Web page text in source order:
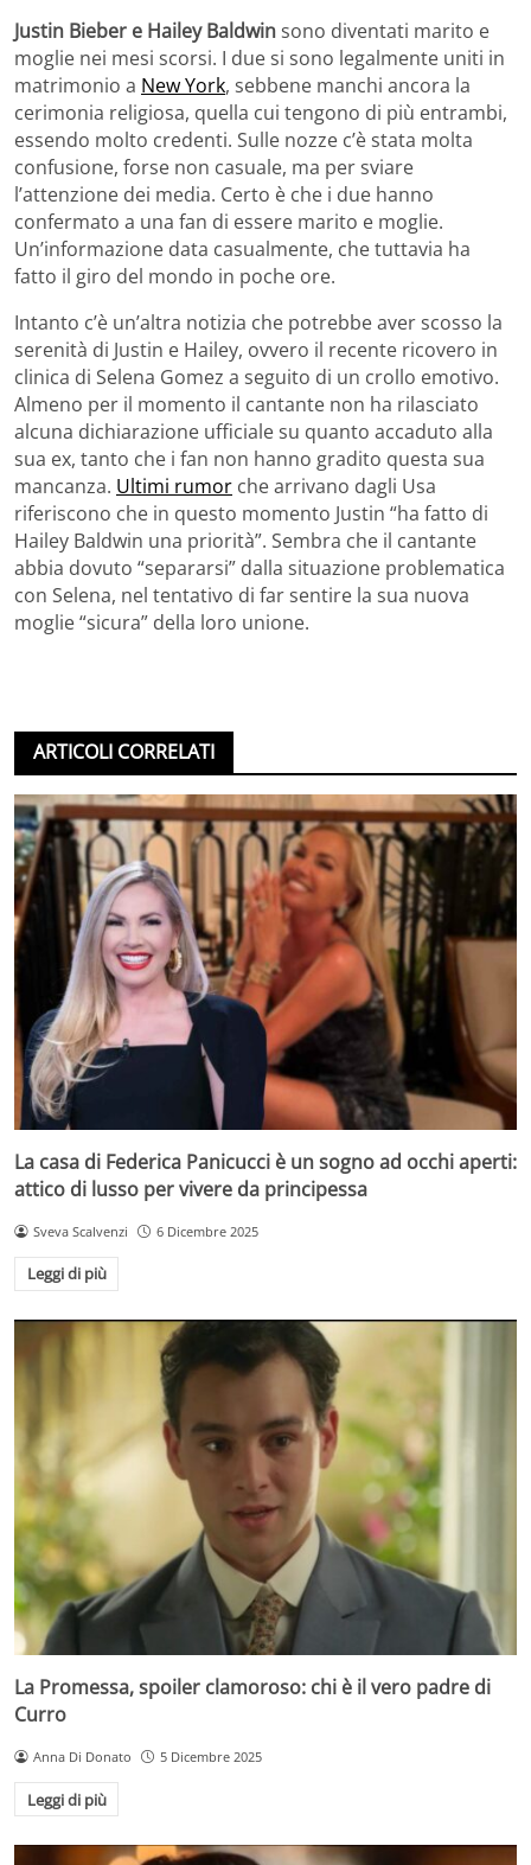
Justin Bieber e Hailey Baldwinsono diventati marito e
moglie nei mesi scorsi. I due si sono legalmente uniti in
matrimonio a New York, sebbene manchi ancora la
cerimonia religiosa, quella cui tengono di più entrambi,
essendo molto credenti. Sulle nozze c’è stata molta
confusione, forse non casuale, ma per sviare
l’attenzione dei media. Certo è che i due hanno
confermato a una fan di essere marito e moglie.
Un’informazione data casualmente, che tuttavia ha
fatto il giro del mondo in poche ore.
Intanto c’è un’altra notizia che potrebbe aver scosso la
serenità di Justin e Hailey, ovvero il recente ricovero in
clinica di Selena Gomez a seguito di un crollo emotivo.
Almeno per il momento il cantante non ha rilasciato
alcuna dichiarazione ufficiale su quanto accaduto alla
sua ex, tanto che i fan non hanno gradito questa sua
mancanza. Ultimi rumor che arrivano dagli Usa
riferiscono che in questo momento Justin “ha fatto di
Hailey Baldwin una priorità”. Sembra che il cantante
abbia dovuto “separarsi” dalla situazione problematica
con Selena, nel tentativo di far sentire la sua nuova
moglie “sicura” della loro unione.
ARTICOLI CORRELATI
La casa di Federica Panicucci è un sogno ad occhi aperti:
attico di lusso per vivere da principessa
Sveva Scalvenzi 6 Dicembre 2025
Leggi di più
La Promessa, spoiler clamoroso: chi è il vero padre di
Curro
Anna Di Donato 5 Dicembre 2025
Leggi di più